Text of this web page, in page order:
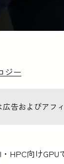
ジー
告およびアフ
HPC向けGPU